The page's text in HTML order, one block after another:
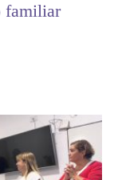
familiar